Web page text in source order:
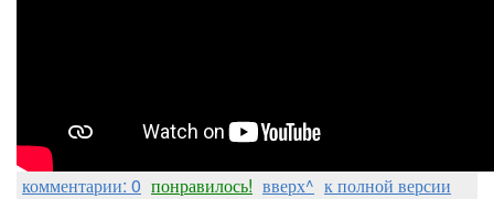
комментарии: 0 понравилось! вверх^ к полной версии